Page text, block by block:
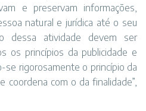
e preservam informações,
natural e jurídica até o seu
dessa atividade devem ser
os princípios da publicidade e
se rigorosamente o princípio da
coordena com o da finalidade”,